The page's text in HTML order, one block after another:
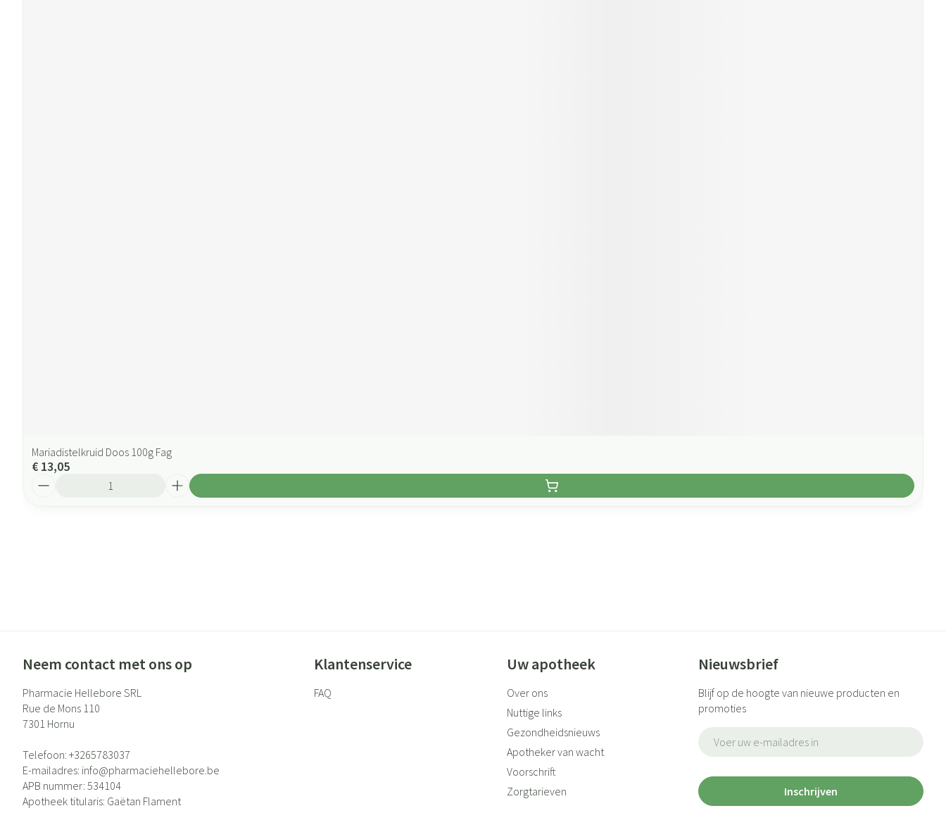
Mariadistelkruid Doos 100g Fag
€ 13,05
Neem contact met ons op
Pharmacie Hellebore SRL
Rue de Mons 110
7301 Hornu
Telefoon: +3265783037
E-mailadres: info@pharmaciehellebore.be
APB nummer: 534104
Apotheek titularis: Gaëtan Flament
Klantenservice
FAQ
Uw apotheek
Over ons
Nuttige links
Gezondheidsnieuws
Apotheker van wacht
Voorschrift
Zorgtarieven
Nieuwsbrief
Blijf op de hoogte van nieuwe producten en
promoties
Inschrijven